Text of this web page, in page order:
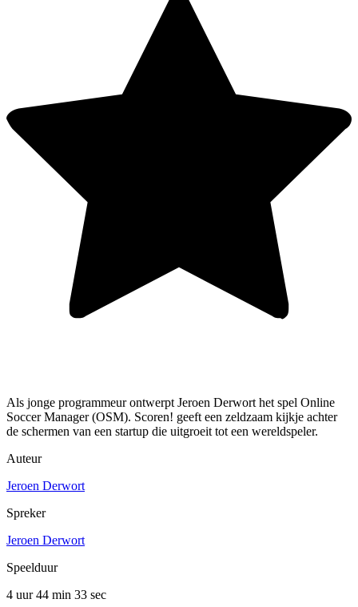
Als jonge programmeur ontwerpt Jeroen Derwort het spel Online
Soccer Manager (OSM). Scoren! geeft een zeldzaam kijkje achter
de schermen van een startup die uitgroeit tot een wereldspeler.
Auteur
Jeroen Derwort
Spreker
Jeroen Derwort
Speelduur
4 uur 44 min 33 sec